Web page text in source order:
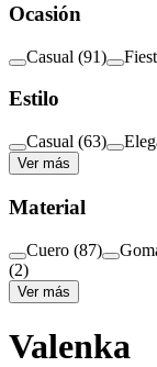
Ocasión
Casual (91)
Estilo
Casual (63)
Ver más
Material
Cuero (87)
(2)
Ver más
Valenka